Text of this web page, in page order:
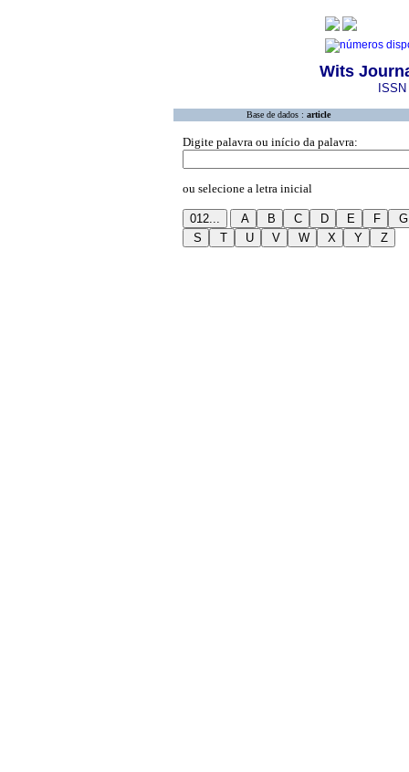
Wits
Base de dados : article
Digite palavra ou início da palavra:
ou selecione a letra inicial